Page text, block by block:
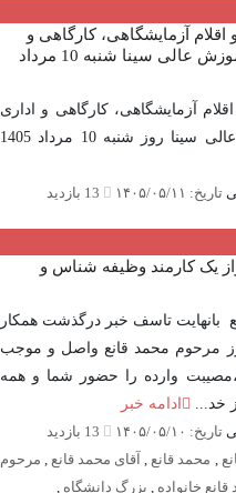
آزمایشگاهی، کارگاهی و
اداری بین دانشگاه کاشان و موسسه آموزش عالی سینا شنبه 10 مرداد
آزمایشگاهی، کارگاهی و اداری
بین دانشگاه کاشان و موسسه آموزش عالی سینا روز شنبه 10 مرداد 1405
۱۴۰۵/۰۵/۱۱ 13 بازدید
کارمند وظیفه شناس و
بانهایت تاسف خبر درگذشت همکار
مرحوم محمد قانع واصل و موجب
وارده را حضور شما و همه
ادامه خبر
۱۴۰۵/۰۵/۱۰
13 بازدید
محمد قانع,آقای محمد قانع,مرحوم
خانواده ,بزرگ دانشگاه,